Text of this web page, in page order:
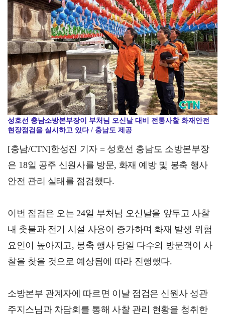
성호선 충남소방본부장이 부처님 오신날 대비 전통사찰 화재안전
현장점검을 실시하고 있다 / 충남도 제공
[충남/CTN]한성진 기자 = 성호선 충남도 소방본부장
은 18일 공주 신원사를 방문, 화재 예방 및 봉축 행사
안전 관리 실태를 점검했다.
이번 점검은 오는 24일 부처님 오신날을 앞두고 사찰
내 촛불과 전기 시설 사용이 증가하며 화재 발생 위험
요인이 높아지고, 봉축 행사 당일 다수의 방문객이 사
찰을 찾을 것으로 예상됨에 따라 진행했다.
소방본부 관계자에 따르면 이날 점검은 신원사 성관
주지스님과 차담회를 통해 사찰 관리 현황을 청취한